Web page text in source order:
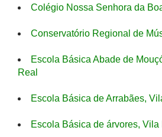
Colégio Nossa Senhora da
Conservatório Regional de
Escola Básica Abade de
Real
Escola Básica de Arrabães,
Escola Básica de árvores, Vila